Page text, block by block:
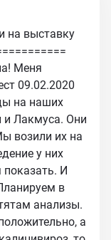
на выставку
Меня
09.02.2020
на наших
и Лакмуса. Они
возили их на
у них
показать. И
в
анализы.
а